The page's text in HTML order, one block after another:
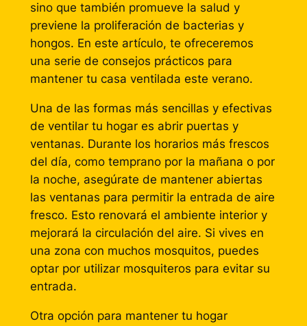
sino que también promueve la salud y
previene la proliferación de bacterias y
hongos. En este artículo, te ofreceremos
una serie de consejos prácticos para
mantener tu casa ventilada este verano.
Una de las formas más sencillas y efectivas
de ventilar tu hogar es abrir puertas y
ventanas. Durante los horarios más frescos
del día, como temprano por la mañana o por
la noche, asegúrate de mantener abiertas
las ventanas para permitir la entrada de aire
fresco. Esto renovará el ambiente interior y
mejorará la circulación del aire. Si vives en
una zona con muchos mosquitos, puedes
optar por utilizar mosquiteros para evitar su
entrada.
Otra opción para mantener tu hogar